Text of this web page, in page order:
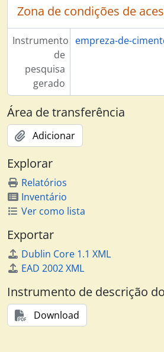
Zona de condições de
Instrumento
de
pesquisa
gerado
empreza-de-
Área de transferência
Adicionar
Explorar
Relatórios
Inventário
Ver como lista
Exportar
Dublin Core 1.1 XML
EAD 2002 XML
Instrumento de descrição
Download